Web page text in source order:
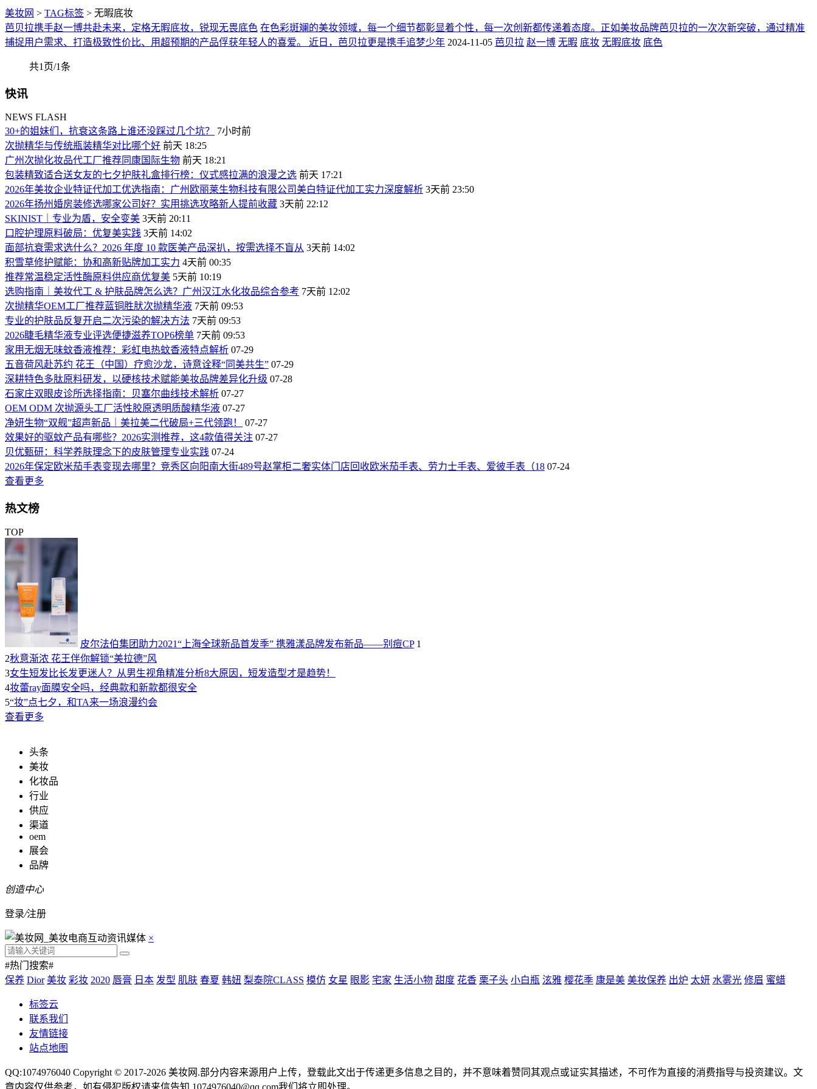
美妆网 > TAG标签 > 无暇底妆
芭贝拉携手赵一博共赴未来，定格无暇底妆，锐现无畏底色 在色彩斑斓的美妆领域，每一个细节都彰显着个性，每一次创新都传递着态度。正如美妆品牌芭贝拉的一次次新突破，通过精准
捕捉用户需求、打造极致性价比、用超预期的产品俘获年轻人的喜爱。 近日，芭贝拉更是携手追梦少年 2024-11-05 芭贝拉 赵一博 无暇 底妆 无暇底妆 底色
共1页/1条
快讯
NEWS FLASH
30+的姐妹们，抗衰这条路上谁还没踩过几个坑？
7小时前
次抛精华与传统瓶装精华对比哪个好 前天 18:25
广州次抛化妆品代工厂推荐同康国际生物 前天 18:21
包装精致适合送女友的七夕护肤礼盒排行榜：仪式感拉满的浪漫之选 前天 17:21
2026年美妆企业特证代加工优选指南：广州欧丽莱生物科技有限公司美白特证代加工实力深度解析 3天前 23:50
2026年扬州婚房装修选哪家公司好？实用挑选攻略新人提前收藏 3天前 22:12
SKINIST｜专业为盾，安全变美 3天前 20:11
口腔护理原料破局：优复美实践 3天前 14:02
面部抗衰需求选什么？2026 年度 10 款医美产品深扒，按需选择不盲从 3天前 14:02
积雪草修护赋能：协和高新贴牌加工实力 4天前 00:35
推荐常温稳定活性酶原料供应商优复美 5天前 10:19
选购指南｜美妆代工 & 护肤品牌怎么选？广州汉江水化妆品综合参考 7天前 12:02
次抛精华OEM工厂推荐蓝铜胜肰次抛精华液 7天前 09:53
专业的护肤品反复开启二次污染的解决方法 7天前 09:53
2026睫毛精华液专业评选便捷滋养TOP6榜单 7天前 09:53
家用无烟无味蚊香液推荐：彩虹电热蚊香液特点解析 07-29
五音荷风赴苏约 花王（中国）疗愈沙龙，诗意诠释“同美共生” 07-29
深耕特色多肽原料研发，以硬核技术赋能美妆品牌差异化升级 07-28
石家庄双眼皮诊所选择指南：贝塞尔曲线技术解析 07-27
OEM ODM 次抛源头工厂活性胶原透明质酸精华液 07-27
净妍生物“双舰”超声新品｜美拉美二代破局+三代领跑！
07-27
效果好的驱蚊产品有哪些？2026实测推荐，这4款值得关注 07-27
贝优甄研：科学养肤理念下的皮肤管理专业实践 07-24
2026年保定欧米茄手表变现去哪里？竞秀区向阳南大街489号赵掌柜二奢实体门店回收欧米茄手表、劳力士手表、爱彼手表（18 07-24
查看更多
热文榜
TOP
皮尔法伯集团助力2021“上海全球新品首发季” 携雅漾品牌发布新品——别痘CP 1
2秋意渐浓 花王伴你解锁“美拉德”风
3女生短发比长发更迷人？从男生视角精准分析8大原因，短发造型才是趋势！
4妆蕾ray面膜安全吗，经典款和新款都很安全
5“妆”点七夕，和TA来一场浪漫约会
查看更多
头条
美妆
化妆品
行业
供应
渠道
oem
展会
品牌
创造中心
登录/注册
×
#热门搜索#
保养 Dior 美妆 彩妆 2020 唇膏 日本 发型 肌肤 春夏 韩妞 梨泰院CLASS 模仿 女星 眼影 宅家 生活小物 甜度 花香 栗子头 小白瓶 泫雅 樱花季 康是美 美妆保养 出炉 太妍 水雾光 修眉 蜜蜡
标签云
联系我们
友情链接
站点地图
QQ:1074976040 Copyright © 2017-2026 美妆网 .部分内容来源用户上传，登载此文出于传递更多信息之目的，并不意味着赞同其观点或证实其描述，不可作为直接的消费指导与投资建议。文
章内容仅供参考，如有侵犯版权请来信告知,1074976040@qq.com我们将立即处理。